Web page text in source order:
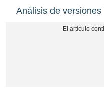
Análisis de versiones